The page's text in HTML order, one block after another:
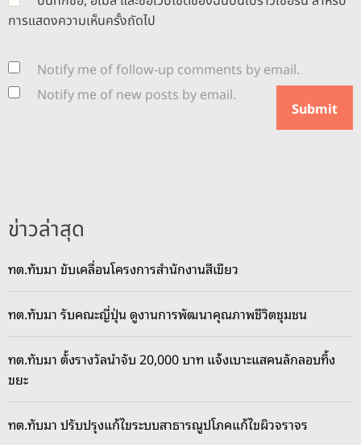
การแสดงความเห็นครั้งถัดไป
Notify me of follow-up comments by email.
Notify me of new posts by email.
ข่าวล่าสุด
ทต.ทับมา ขับเคลื่อนโครงการสำนักงานสีเขียว
ทต.ทับมา รับคณะญี่ปุ่น ดูงานการพัฒนาคุณภาพชีวิตชุมชน
ทต.ทับมา ตั้งรางวัลนำจับ 20,000 บาท แจ้งเบาะแสคนลักลอบทิ้ง
ขยะ
ทต.ทับมา ปรับปรุงแก้ไขระบบสาธารณูปโภคแก้ไขผิวจราจร